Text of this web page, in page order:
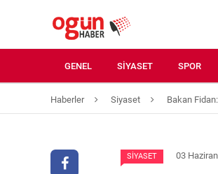
GENEL SIYASET SPOR
Haberler Siyaset Bakan
SIYASET 03